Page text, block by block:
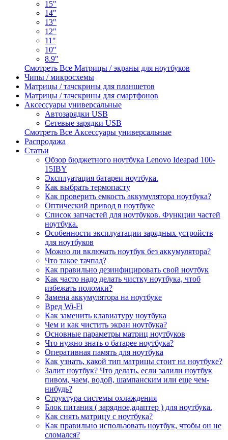
15"
14"
13"
12"
11"
10"
8.9"
Смотреть Все Матрицы / экраны для ноутбуков
Чипы / микросхемы
Матрицы / тачскрины для планшетов
Матрицы / тачскрины для смартфонов
Аксессуары универсальные
Автозарядки USB
Сетевые зарядки USB
Смотреть Все Аксессуары универсальные
Распродажа
Статьи
Обзор бюджетного ноутбука Lenovo Ideapad 100-
15IBY
Эксплуатация батареи ноутбука.
Как выбрать термопасту
Как проверить емкость аккумулятора ноутбука?
Оптический привод в ноутбуке
Список запчастей для ноутбуков. Функции частей
ноутбука.
Особенности эксплуатации зарядных устройств
для ноутбуков
Можно ли включать ноутбук без аккумулятора?
Что такое тачпад?
Как правильно дезинфицировать свой ноутбук
Как часто надо делать чистку ноутбука, чтоб
избежать поломки?
Замена аккумулятора на ноутбуке
Вред Wi-Fi
Как заменить клавиатуру ноутбука
Чем и как чистить экран ноутбука?
Основные параметры матриц ноутбуков
Что нужно знать о батарее ноутбука?
Оперативная память для ноутбука
Как узнать, какой тип матрицы стоит на ноутбуке?
Залит ноутбук? Что делать, если залили ноутбук
пивом, чаем, водой, шампанским или еще чем-
нибудь?
Структура системы охлаждения
Блок питания ( зарядное,адаптер ) для ноутбука.
Как снять матрицу с ноутбука?
Как правильно использовать ноутбук, чтобы он не
сломался?